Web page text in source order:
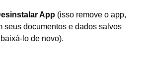
App (isso remove o app,
seus documentos e dados salvos
lo de novo).